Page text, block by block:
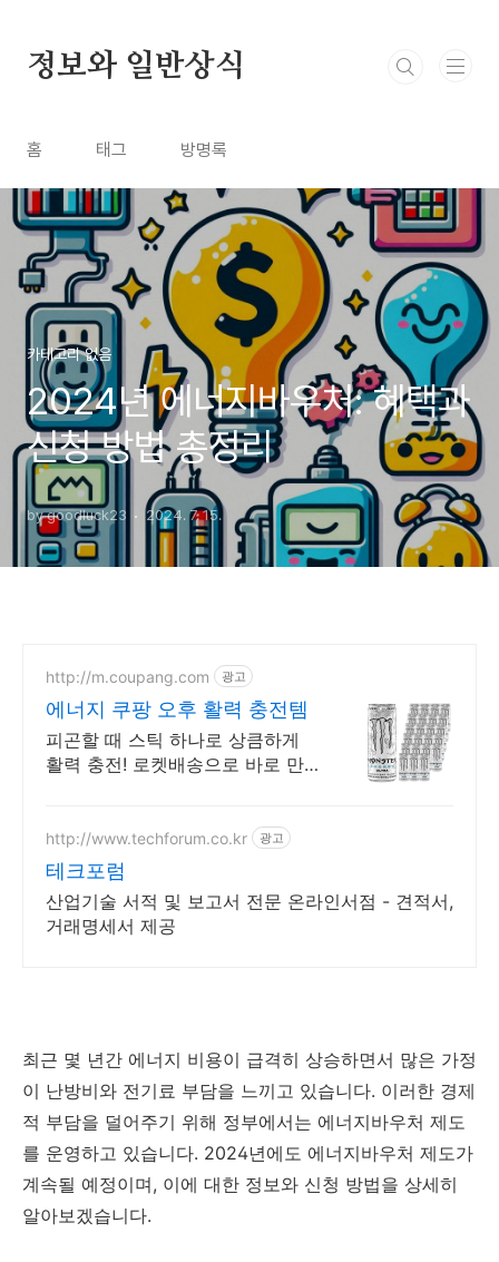
정보와 일반상식
홈 태그 방명록
카테고리 없음
2024년 에너지바우처: 혜택과
신청 방법 총정리
by goodluck23 2024. 7. 15.
http://m.coupang.com 광고
에너지 쿠팡 오후 활력 충전템
피곤할 때 스틱 하나로 상큼하게
활력 충전! 로켓배송으로 바로 만
액상 에너지
http://www.techforum.co.kr 광고
테크포럼
산업기술 서적 및 보고서 전문 온라인서점 - 견적서,
거래명세서 제공
최근 몇 년간 에너지 비용이 급격히 상승하면서 많은 가정
이 난방비와 전기료 부담을 느끼고 있습니다. 이러한 경제
적 부담을 덜어주기 위해 정부에서는 에너지바우처 제도
를 운영하고 있습니다. 2024년에도 에너지바우처 제도가
계속될 예정이며, 이에 대한 정보와 신청 방법을 상세히
알아보겠습니다.